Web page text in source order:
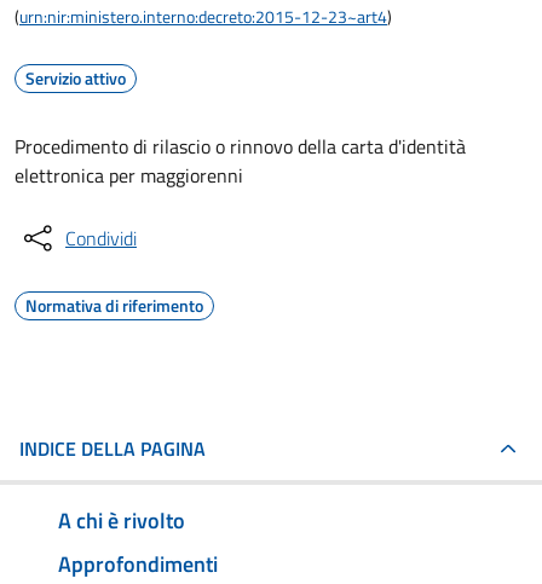
(urn:nir:ministero.interno:decreto:2015-12-23~art4)
Servizio attivo
Procedimento di rilascio o rinnovo della carta d'identità
elettronica per maggiorenni
Condividi
Normativa di riferimento
INDICE DELLA PAGINA
A chi è rivolto
Approfondimenti